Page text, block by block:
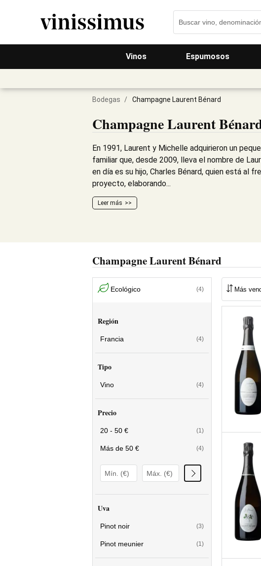
Vinos Espumosos
Bodegas / Champagne Laurent Bénard
Champagne Laurent
En 1991, Laurent y Michelle adquirieron un
familiar que, desde 2009, lleva el nombre de
en día es su hijo, Charles Bénard, quien está al
proyecto, elaborando...
Leer más
Champagne Laurent Bénard
Ecológico (4)
Región
Francia (4)
Tipo
Vino (4)
Precio
20 - 50 € (1)
Más de 50 € (4)
Uva
Pinot noir (3)
Pinot meunier (1)